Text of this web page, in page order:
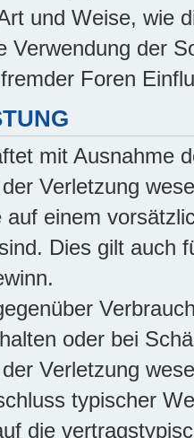
und Weise, wie
Verwendung der
Foren
mit Ausnahme
Verletzung
einem
Dies gilt auch
oder bei
Verletzung
typischer
die